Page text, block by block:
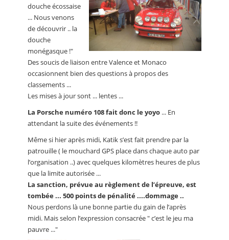
douche écossaise
... Nous venons
de découvrir .. la
douche
monégasque !"
Des soucis de liaison entre Valence et Monaco
occasionnent bien des questions à propos des
classements ...
Les mises à jour sont ... lentes ...
La Porsche numéro 108 fait donc le yoyo ... En
attendant la suite des événements !!
Même si hier après midi, Katik s’est fait prendre par la
patrouille ( le mouchard GPS place dans chaque auto par
l’organisation ..) avec quelques kilomètres heures de plus
que la limite autorisée ...
La sanction, prévue au règlement de l’épreuve, est
tombée ... 500 points de pénalité ....dommage ..
Nous perdons là une bonne partie du gain de l’après
midi. Mais selon l’expression consacrée " c’est le jeu ma
pauvre ..."